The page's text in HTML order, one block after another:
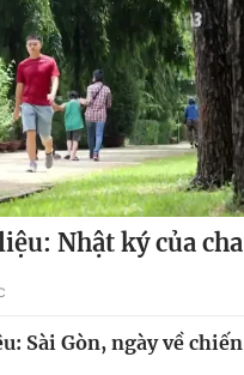
Nhật ký của cha
Sài Gòn, ngày về chiến